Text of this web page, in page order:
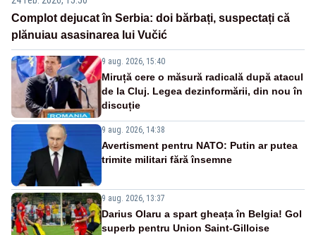
Complot dejucat în Serbia: doi bărbați, suspectați că
plănuiau asasinarea lui Vučić
9 aug. 2026, 15:40
Miruță cere o măsură radicală după atacul
de la Cluj. Legea dezinformării, din nou în
discuție
9 aug. 2026, 14:38
Avertisment pentru NATO: Putin ar putea
trimite militari fără însemne
9 aug. 2026, 13:37
Darius Olaru a spart gheața în Belgia! Gol
superb pentru Union Saint-Gilloise